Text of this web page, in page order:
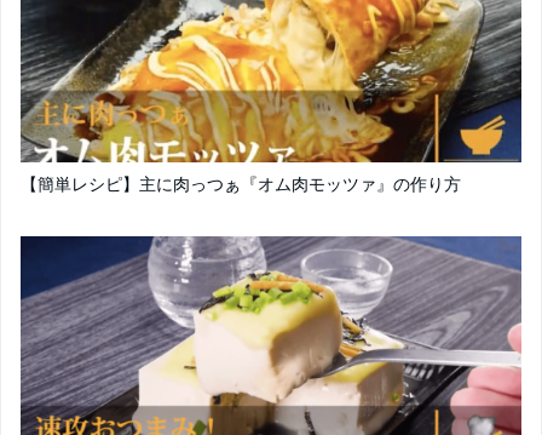
【簡単レシピ】主に肉っつぁ『オム肉モッツァ』の作り方